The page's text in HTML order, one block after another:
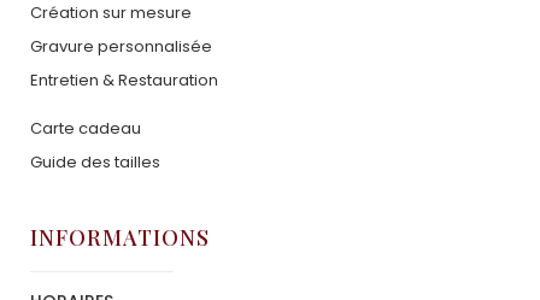
Création sur mesure
Gravure personnalisée
Entretien & Restauration
Carte cadeau
Guide des tailles
INFORMATIONS